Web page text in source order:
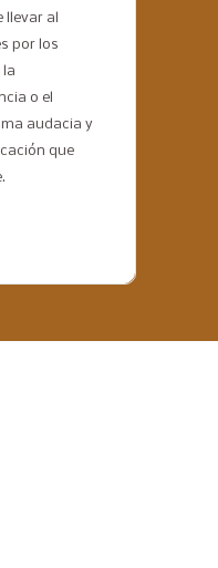
llevar al
por los
la
o el
audacia y
que